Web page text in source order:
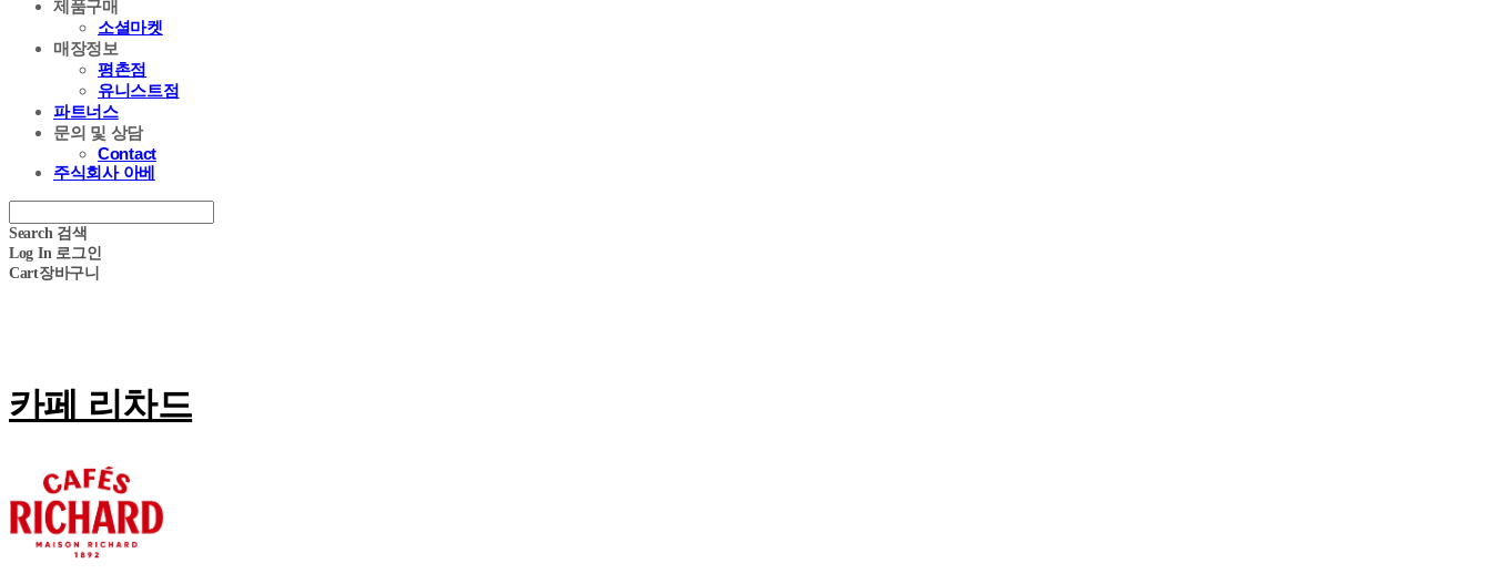
제품구매
소셜마켓
매장정보
평촌점
유니스트점
파트너스
문의 및 상담
Contact
주식회사 아베
Search 검색
Log In 로그인
Cart장바구니
카페 리차드